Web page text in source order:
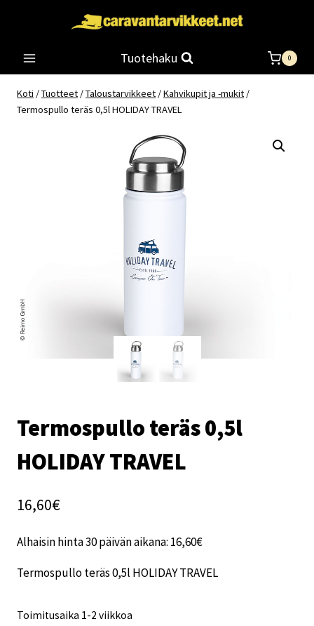
Tuotehaku 0
Koti /Tuotteet /Taloustarvikkeet /Kahvikupit ja -mukit /
Termospullo teräs 0,5l HOLIDAY TRAVEL
Termospullo teräs 0,5l
HOLIDAY TRAVEL
16,60€
Alhaisin hinta 30 päivän aikana: 16,60€
Termospullo teräs 0,5l HOLIDAY TRAVEL
Toimitusaika 1-2 viikkoa